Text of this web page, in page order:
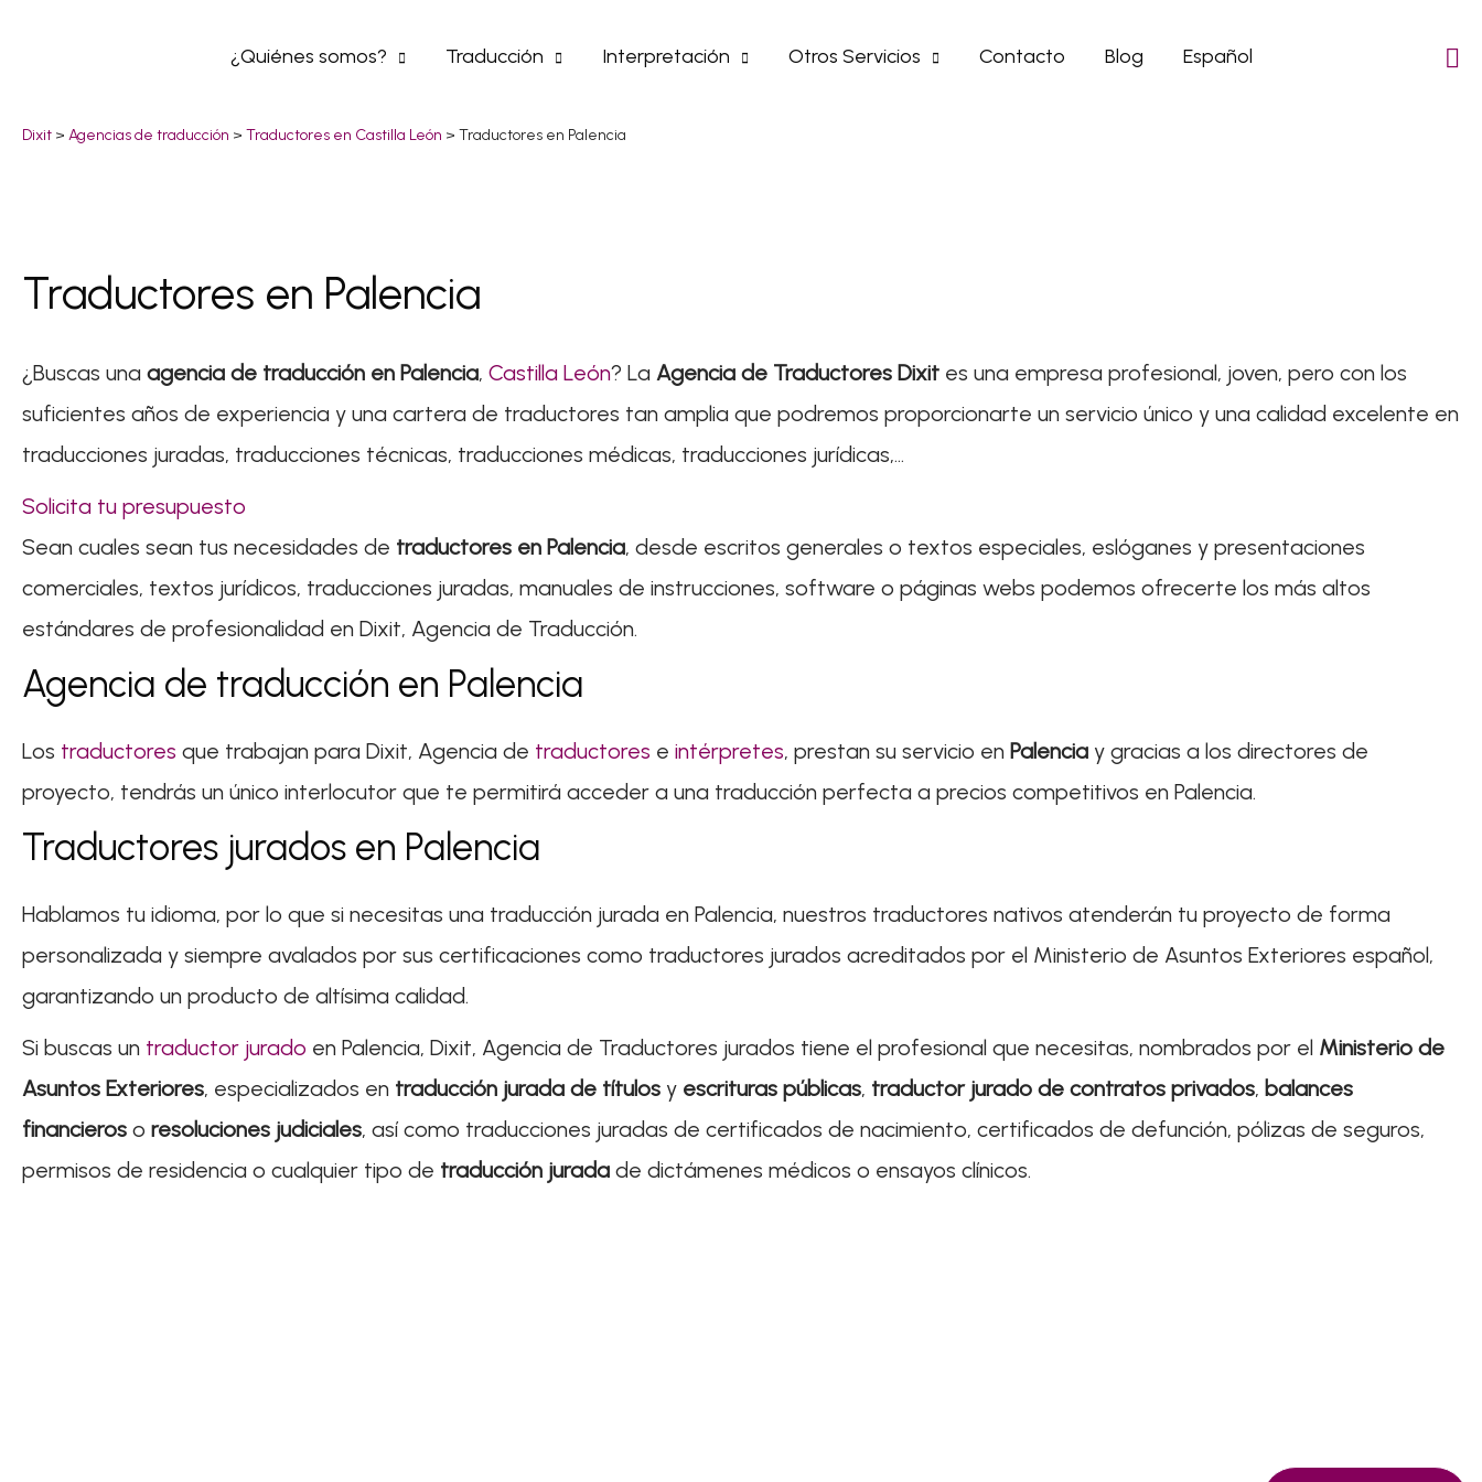
¿Quiénes somos? Traducción Interpretación Otros Servicios Contacto Blog Español
Dixit > Agencias de traducción > Traductores en Castilla León > Traductores en Palencia
Traductores en Palencia
¿Buscas una agencia de traducción en Palencia, Castilla León? La Agencia de Traductores Dixit es una empresa profesional, joven, pero con los
suficientes años de experiencia y una cartera de traductores tan amplia que podremos proporcionarte un servicio único y una calidad excelente en
traducciones juradas, traducciones técnicas, traducciones médicas, traducciones jurídicas,…
Solicita tu presupuesto
Sean cuales sean tus necesidades de traductores en Palencia, desde escritos generales o textos especiales, eslóganes y presentaciones
comerciales, textos jurídicos, traducciones juradas, manuales de instrucciones, software o páginas webs podemos ofrecerte los más altos
estándares de profesionalidad en Dixit, Agencia de Traducción.
Agencia de traducción en Palencia
Los traductores que trabajan para Dixit, Agencia de traductores e intérpretes, prestan su servicio en Palencia y gracias a los directores de
proyecto, tendrás un único interlocutor que te permitirá acceder a una traducción perfecta a precios competitivos en Palencia.
Traductores jurados en Palencia
Hablamos tu idioma, por lo que si necesitas una traducción jurada en Palencia, nuestros traductores nativos atenderán tu proyecto de forma
personalizada y siempre avalados por sus certificaciones como traductores jurados acreditados por el Ministerio de Asuntos Exteriores español,
garantizando un producto de altísima calidad.
Si buscas un traductor jurado en Palencia, Dixit, Agencia de Traductores jurados tiene el profesional que necesitas, nombrados por el Ministerio de
Asuntos Exteriores, especializados en traducción jurada de títulos y escrituras públicas, traductor jurado de contratos privados, balances
financieros o resoluciones judiciales, así como traducciones juradas de certificados de nacimiento, certificados de defunción, pólizas de seguros,
permisos de residencia o cualquier tipo de traducción jurada de dictámenes médicos o ensayos clínicos.